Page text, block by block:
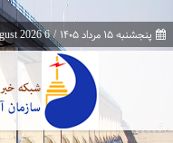
پنجشنبه ۱۵ مرداد ۱۴۰۵ /
6 August 2026